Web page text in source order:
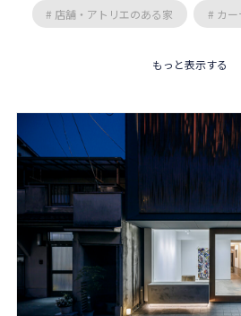
# 店舗・アトリエのある家 # カ
# 藤森大作 # 作人 # 向阪一郎
# TOFU # 空間工房 用舎行蔵
# エモジンデザインスタジオ #
# 柳沢究 # 松永康宏 #
# 設計組織アルキメラ # 傳寶慶子
# 平岡建築デザイン # IFA設計
もっと表示する